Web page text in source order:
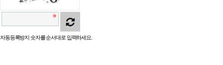
자동등록방지 숫자를 순서대로 입력하세요.